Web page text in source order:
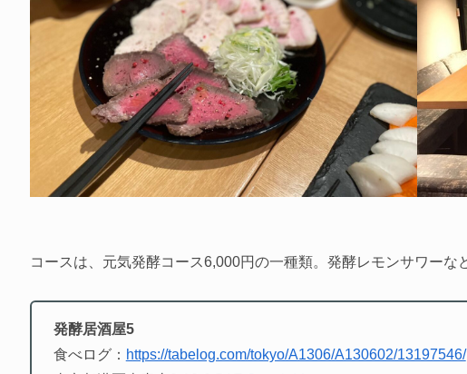
コースは、元気発酵コース6,000円の一種類。発酵レモンサワーな
発酵居酒屋5
食べログ： https://tabelog.com/tokyo/A1306/A130602/13197546/